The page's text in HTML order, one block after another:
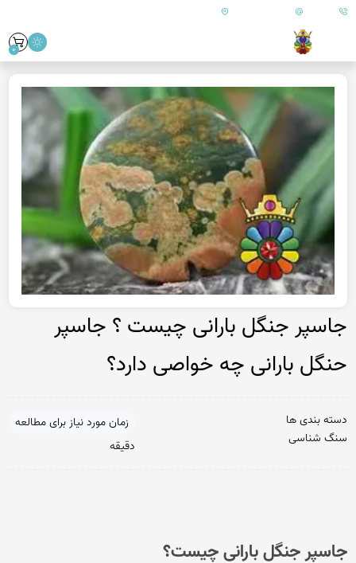
09179890157 ایران - فارس - کازرون
0
جاسپر جنگل بارانی چیست ؟ جاسپر
حنگل بارانی چه خواصی دارد؟
دسته بندی ها
سنگ شناسی
زمان مورد نیاز برای مطالعه
دقیقه
جاسپر جنگل بارانی چیست؟